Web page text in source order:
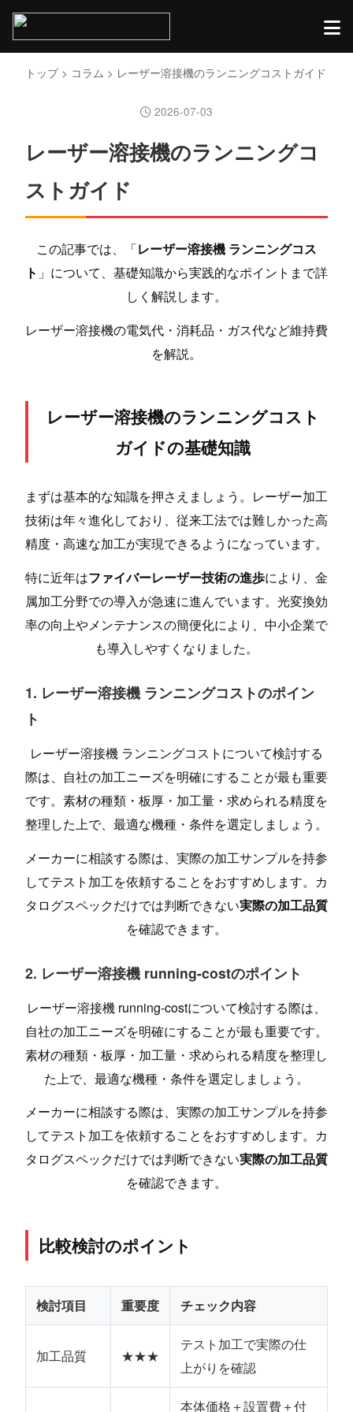
トップ> コラム > レーザー溶接機のランニングコストガイド
2026-07-03
レーザー溶接機のランニングコ
ストガイド
この記事では、「レーザー溶接機 ランニングコス
ト 」について、基礎知識から実践的なポイントまで詳
しく解説します。
レーザー溶接機の電気代・消耗品・ガス代など維持費
を解説。
レーザー溶接機のランニングコスト
ガイドの基礎知識
まずは基本的な知識を押さえましょう。レーザー加工
技術は年々進化しており、従来工法では難しかった高
精度・高速な加工が実現できるようになっています。
特に近年はファイバーレーザー技術の進歩により、金
属加工分野での導入が急速に進んでいます。光変換効
率の向上やメンテナンスの簡便化により、中小企業で
も導入しやすくなりました。
1. レーザー溶接機 ランニングコストのポイン
ト
レーザー溶接機 ランニングコストについて検討する
際は、自社の加工ニーズを明確にすることが最も重要
です。素材の種類・板厚・加工量・求められる精度を
整理した上で、最適な機種・条件を選定しましょう。
メーカーに相談する際は、実際の加工サンプルを持参
してテスト加工を依頼することをおすすめします。カ
タログスペックだけでは判断できない実際の加工品質
を確認できます。
2. レーザー溶接機 running-costのポイント
レーザー溶接機 running-costについて検討する際は、
自社の加工ニーズを明確にすることが最も重要です。
素材の種類・板厚・加工量・求められる精度を整理し
た上で、最適な機種・条件を選定しましょう。
メーカーに相談する際は、実際の加工サンプルを持参
してテスト加工を依頼することをおすすめします。カ
タログスペックだけでは判断できない実際の加工品質
を確認できます。
比較検討のポイント
検討項目 重要度 チェック内容
加工品質 ★★★
テスト加工で実際の仕
上がりを確認
本体価格＋設置費＋付